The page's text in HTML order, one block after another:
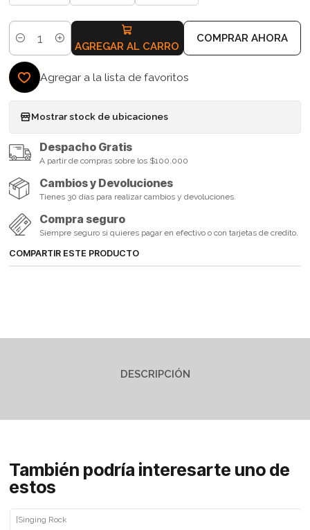
Cantidad AGREGAR AL CARRO
COMPRAR AHORA
Agregar a la lista de favoritos
Mostrar stock de ubicaciones
Despacho Gratis
A partir de compras sobre los $100.000
Cambios y Devoluciones
Tienes 30 días para realizar cambios y devoluciones.
Compra seguro
Siempre seguro si quieres pagar en efectivo o con tarjetas de credito.
COMPARTIR ESTE PRODUCTO
DESCRIPCIÓN
También podría interesarte uno de
estos
Singing Rock